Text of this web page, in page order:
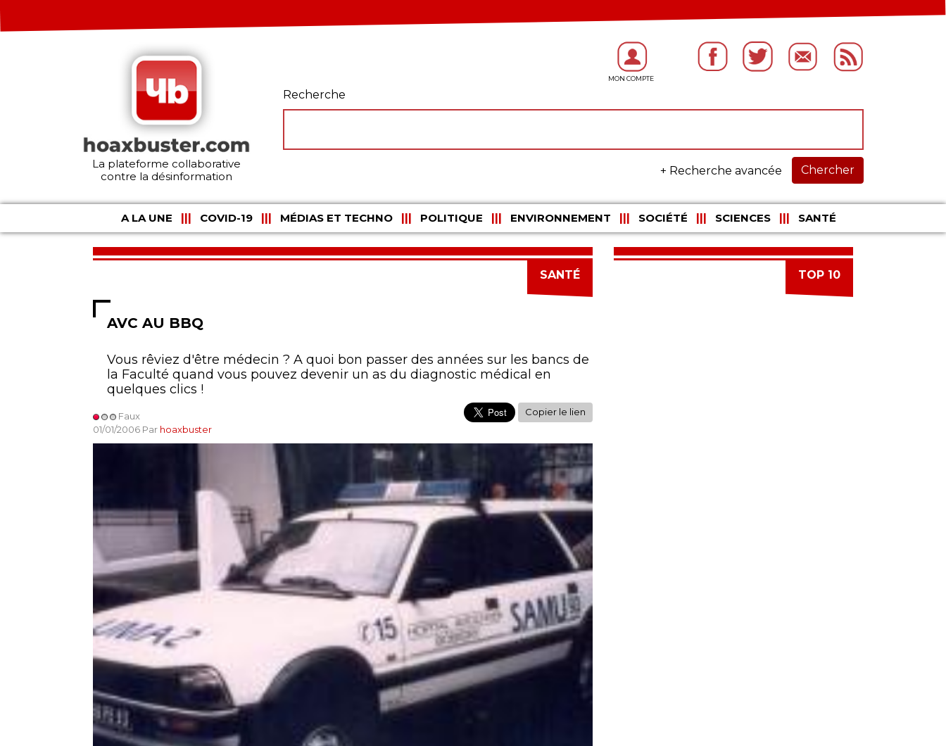
La plateforme collaborative
contre la désinformation
Recherche
Chercher
+ Recherche avancée
A LA UNE COVID-19 MÉDIAS ET TECHNO POLITIQUE ENVIRONNEMENT SOCIÉTÉ SCIENCES SANTÉ
SANTÉ
AVC AU BBQ
Vous rêviez d'être médecin ? A quoi bon passer des années sur les bancs de
la Faculté quand vous pouvez devenir un as du diagnostic médical en
quelques clics !
Faux
01/01/2006 Par hoaxbuster
Copier le lien
TOP 10